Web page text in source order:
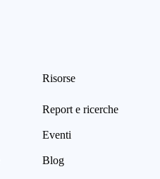
Risorse
Report e ricerche
Eventi
Blog